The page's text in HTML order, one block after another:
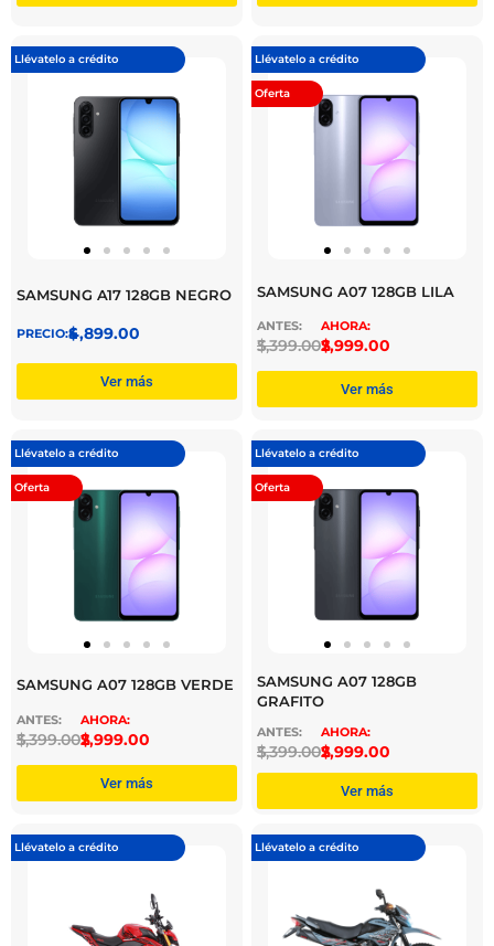
Llévatelo a crédito
SAMSUNG A17 128GB NEGRO
$
4,899.00
Ver más
Llévatelo a crédito
Oferta
SAMSUNG A07 128GB LILA
$
3,399.00$
2,999.00
Ver más
Llévatelo a crédito
Oferta
SAMSUNG A07 128GB VERDE
$
3,399.00$
2,999.00
Ver más
Llévatelo a crédito
Oferta
SAMSUNG A07 128GB
GRAFITO
$
3,399.00$
2,999.00
Ver más
Llévatelo a crédito Llévatelo a crédito